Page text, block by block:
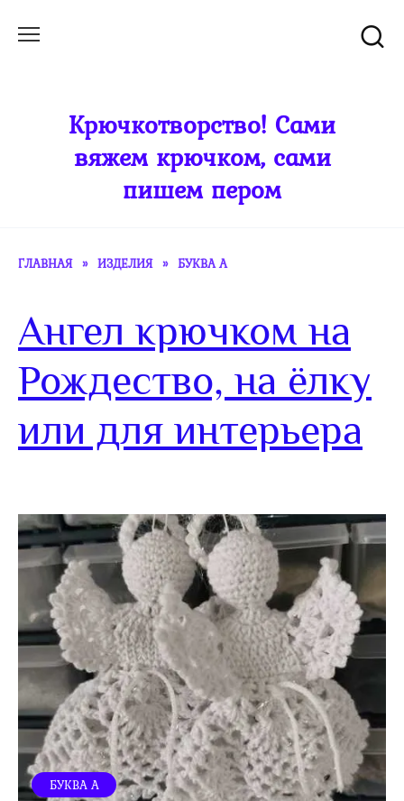
Крючкотворство! Сами
вяжем крючком, сами
пишем пером
ГЛАВНАЯ » ИЗДЕЛИЯ » БУКВА А
Ангел крючком на
Рождество, на ёлку
или для интерьера
БУКВА А